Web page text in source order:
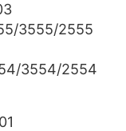
3555/2555
3554/2554